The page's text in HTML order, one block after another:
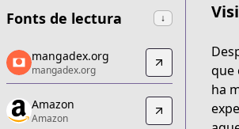
Fonts de lectura ↓
mangadex.org
mangadex.org
https://mangadex.org/title/eb1e9858-
Amazon
mangadex.org
mangadex.org
Amazon
Amazon
que
ha